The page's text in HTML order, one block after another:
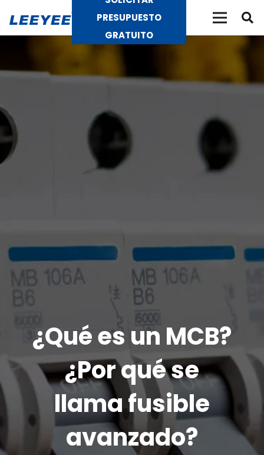
PRESUPUESTO
GRATUITO
¿Qué es un MCB?
¿Por qué se
llama fusible
avanzado?